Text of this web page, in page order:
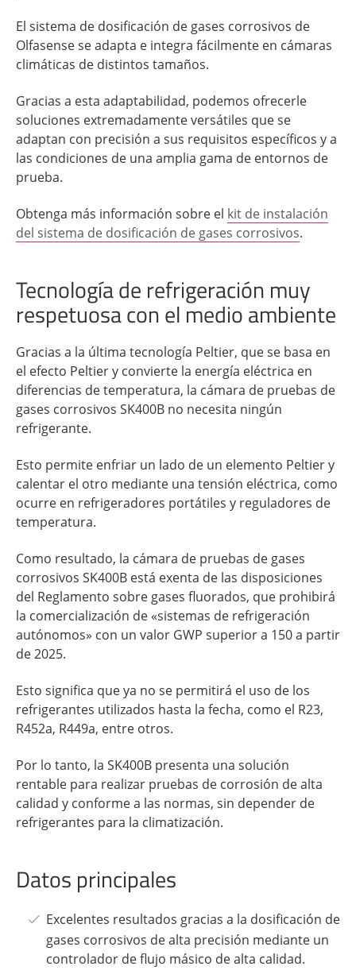
El sistema de dosificación de gases corrosivos de
Olfasense se adapta e integra fácilmente en cámaras
climáticas de distintos tamaños.
Gracias a esta adaptabilidad, podemos ofrecerle
soluciones extremadamente versátiles que se
adaptan con precisión a sus requisitos específicos y a
las condiciones de una amplia gama de entornos de
prueba.
Obtenga más información sobre el kit de instalación
del sistema de dosificación de gases corrosivos.
Tecnología de refrigeración muy
respetuosa con el medio ambiente
Gracias a la última tecnología Peltier, que se basa en
el efecto Peltier y convierte la energía eléctrica en
diferencias de temperatura, la cámara de pruebas de
gases corrosivos SK400B no necesita ningún
refrigerante.
Esto permite enfriar un lado de un elemento Peltier y
calentar el otro mediante una tensión eléctrica, como
ocurre en refrigeradores portátiles y reguladores de
temperatura.
Como resultado, la cámara de pruebas de gases
corrosivos SK400B está exenta de las disposiciones
del Reglamento sobre gases fluorados, que prohibirá
la comercialización de «sistemas de refrigeración
autónomos» con un valor GWP superior a 150 a partir
de 2025.
Esto significa que ya no se permitirá el uso de los
refrigerantes utilizados hasta la fecha, como el R23,
R452a, R449a, entre otros.
Por lo tanto, la SK400B presenta una solución
rentable para realizar pruebas de corrosión de alta
calidad y conforme a las normas, sin depender de
refrigerantes para la climatización.
Datos principales
Excelentes resultados gracias a la dosificación de
gases corrosivos de alta precisión mediante un
controlador de flujo másico de alta calidad.